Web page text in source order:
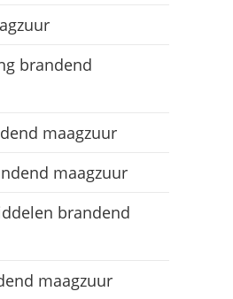
brandend
maagzuur
maagzuur
brandend
maagzuur